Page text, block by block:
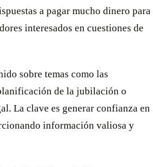
a pagar mucho dinero para
interesados en cuestiones de
sobre temas como las
de la jubilación o
La clave es generar confianza en
información valiosa y